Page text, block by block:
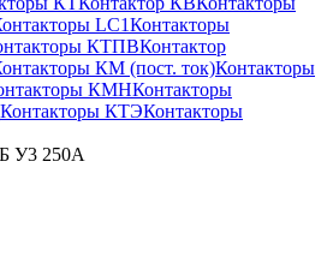
LC1Контакторы
КТПВКонтактор
КМ (пост. ток)Контакторы
КМНКонтакторы
Контакторы КТЭКонтакторы
У3 250А